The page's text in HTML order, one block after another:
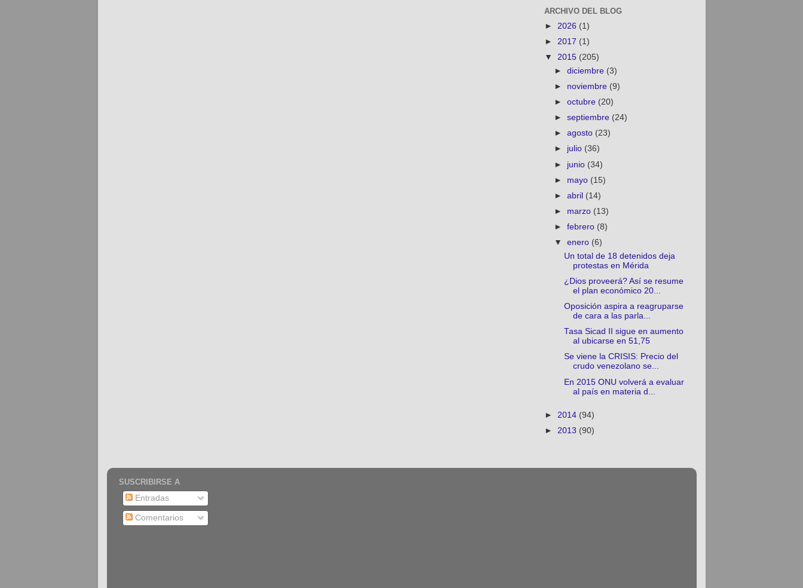
ARCHIVO DEL BLOG
► 2026 (1)
► 2017 (1)
▼ 2015 (205)
► diciembre (3)
► noviembre (9)
► octubre (20)
► septiembre (24)
► agosto (23)
► julio (36)
► junio (34)
► mayo (15)
► abril (14)
► marzo (13)
► febrero (8)
▼ enero (6)
Un total de 18 detenidos deja
protestas en Mérida
¿Dios proveerá? Así se resume
el plan económico 20...
Oposición aspira a reagruparse
de cara a las parla...
Tasa Sicad II sigue en aumento
al ubicarse en 51,75
Se viene la CRISIS: Precio del
crudo venezolano se...
En 2015 ONU volverá a evaluar
al país en materia d...
► 2014 (94)
► 2013 (90)
SUSCRIBIRSE A
Entradas
Comentarios